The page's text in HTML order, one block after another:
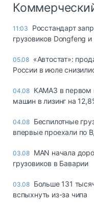
11:03
Росстандарт
грузовиков Dongfeng и
05.08 «Автостат»:
России в июле
04.08 КАМАЗ в первом
машин в лизинг на
04.08 Беспилотные
впервые проехали по
03.08 MAN начала
грузовиков в Баварии
03.08 Больше 131
вспыхнуть из-за чипа